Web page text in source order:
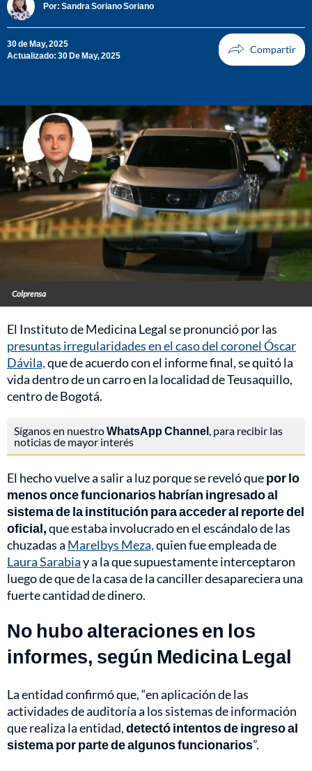
Por: Sandra Soriano Soriano
30 de May, 2025
Actualizado: 30 De May, 2025
Colprensa
El Instituto de Medicina Legal se pronunció por las
presuntas irregularidades en el caso del coronel Óscar
Dávila,que de acuerdo con el informe final, se quitó la
vida dentro de un carro en la localidad de Teusaquillo,
centro de Bogotá.
Síganos en nuestroWhatsApp Channel, para recibir las
noticias de mayor interés
El hecho vuelve a salir a luz porque se reveló quepor lo
menos once funcionarios habrían ingresado al
sistema de la institución para acceder al reporte del
oficial,que estaba involucrado en el escándalo de las
chuzadas a Marelbys Meza,quien fue empleada de
Laura Sarabiay a la que supuestamente interceptaron
luego de que de la casa de la canciller desapareciera una
fuerte cantidad de dinero.
No hubo alteraciones en los
informes, según Medicina Legal
La entidad confirmó que, “en aplicación de las
actividades de auditoría a los sistemas de información
que realiza la entidad,detectó intentos de ingreso al
sistema por parte de algunos funcionarios”.